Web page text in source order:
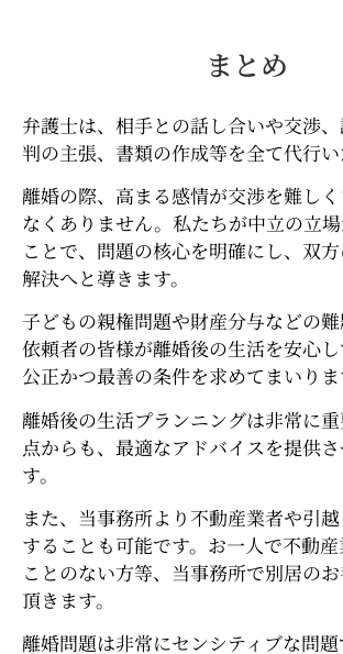
まとめ
弁護士は、相手との話し合いや交渉
判の主張、書類の作成等を全て代行い
離婚の際、高まる感情が交渉を難し
なくありません。私たちが中立の立
ことで、問題の核心を明確にし、双
解決へと導きます。
子どもの親権問題や財産分与などの難
依頼者の皆様が離婚後の生活を安心し
公正かつ最善の条件を求めてまいりま
離婚後の生活プランニングは非常に
点からも、最適なアドバイスを提供
す。
また、当事務所より不動産業者や引
することも可能です。お一人で不動
ことのない方等、当事務所で別居の
頂きます。
離婚問題は非常にセンシティブな問